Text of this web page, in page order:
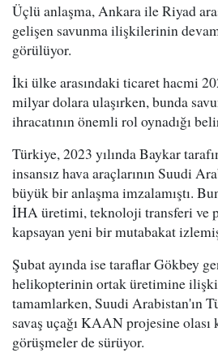
Üçlü anlaşma, Ankara ile Riyad
gelişen savunma ilişkilerinin
görülüyor.
İki ülke arasındaki ticaret hacmi
milyar dolara ulaşırken, bunda
ihracatının önemli rol oynadığı
Türkiye, 2023 yılında Baykar
insansız hava araçlarının Suudi
büyük bir anlaşma imzalamıştı.
İHA üretimi, teknoloji transferi ve
kapsayan yeni bir mutabakat
Şubat ayında ise taraflar Gökbey
helikopterinin ortak üretimine
tamamlarken, Suudi Arabistan'ın
savaş uçağı KAAN projesine olası
görüşmeler de sürüyor.